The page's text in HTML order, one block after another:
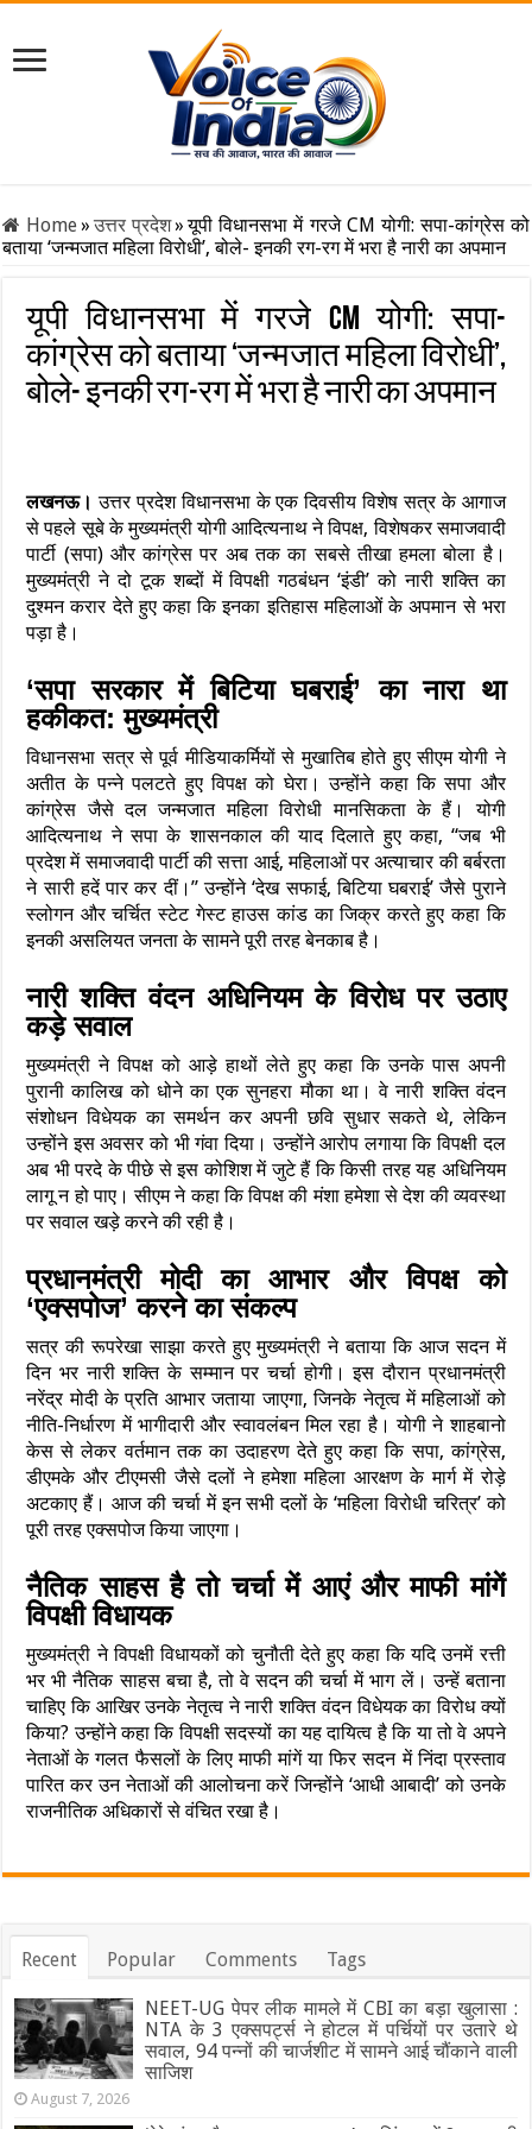
Home» उत्तर प्रदेश» यूपी विधानसभा में गरजे CM योगी: सपा-कांग्रेस को
बताया ‘जन्मजात महिला विरोधी’, बोले- इनकी रग-रग में भरा है नारी का अपमान
यूपी विधानसभा में गरजे CM योगी: सपा-
कांग्रेस को बताया ‘जन्मजात महिला विरोधी’,
बोले- इनकी रग-रग में भरा है नारी का अपमान
लखनऊ। उत्तर प्रदेश विधानसभा के एक दिवसीय विशेष सत्र के आगाज
से पहले सूबे के मुख्यमंत्री योगी आदित्यनाथ ने विपक्ष, विशेषकर समाजवादी
पार्टी (सपा) और कांग्रेस पर अब तक का सबसे तीखा हमला बोला है।
मुख्यमंत्री ने दो टूक शब्दों में विपक्षी गठबंधन ‘इंडी’ को नारी शक्ति का
दुश्मन करार देते हुए कहा कि इनका इतिहास महिलाओं के अपमान से भरा
पड़ा है।
‘सपा सरकार में बिटिया घबराई’ का नारा था
हकीकत: मुख्यमंत्री
विधानसभा सत्र से पूर्व मीडियाकर्मियों से मुखातिब होते हुए सीएम योगी ने
अतीत के पन्ने पलटते हुए विपक्ष को घेरा। उन्होंने कहा कि सपा और
कांग्रेस जैसे दल जन्मजात महिला विरोधी मानसिकता के हैं। योगी
आदित्यनाथ ने सपा के शासनकाल की याद दिलाते हुए कहा, “जब भी
प्रदेश में समाजवादी पार्टी की सत्ता आई, महिलाओं पर अत्याचार की बर्बरता
ने सारी हदें पार कर दीं।” उन्होंने ‘देख सफाई, बिटिया घबराई’ जैसे पुराने
स्लोगन और चर्चित स्टेट गेस्ट हाउस कांड का जिक्र करते हुए कहा कि
इनकी असलियत जनता के सामने पूरी तरह बेनकाब है।
नारी शक्ति वंदन अधिनियम के विरोध पर उठाए
कड़े सवाल
मुख्यमंत्री ने विपक्ष को आड़े हाथों लेते हुए कहा कि उनके पास अपनी
पुरानी कालिख को धोने का एक सुनहरा मौका था। वे नारी शक्ति वंदन
संशोधन विधेयक का समर्थन कर अपनी छवि सुधार सकते थे, लेकिन
उन्होंने इस अवसर को भी गंवा दिया। उन्होंने आरोप लगाया कि विपक्षी दल
अब भी परदे के पीछे से इस कोशिश में जुटे हैं कि किसी तरह यह अधिनियम
लागू न हो पाए। सीएम ने कहा कि विपक्ष की मंशा हमेशा से देश की व्यवस्था
पर सवाल खड़े करने की रही है।
प्रधानमंत्री मोदी का आभार और विपक्ष को
‘एक्सपोज’ करने का संकल्प
सत्र की रूपरेखा साझा करते हुए मुख्यमंत्री ने बताया कि आज सदन में
दिन भर नारी शक्ति के सम्मान पर चर्चा होगी। इस दौरान प्रधानमंत्री
नरेंद्र मोदी के प्रति आभार जताया जाएगा, जिनके नेतृत्व में महिलाओं को
नीति-निर्धारण में भागीदारी और स्वावलंबन मिल रहा है। योगी ने शाहबानो
केस से लेकर वर्तमान तक का उदाहरण देते हुए कहा कि सपा, कांग्रेस,
डीएमके और टीएमसी जैसे दलों ने हमेशा महिला आरक्षण के मार्ग में रोड़े
अटकाए हैं। आज की चर्चा में इन सभी दलों के ‘महिला विरोधी चरित्र’ को
पूरी तरह एक्सपोज किया जाएगा।
नैतिक साहस है तो चर्चा में आएं और माफी मांगें
विपक्षी विधायक
मुख्यमंत्री ने विपक्षी विधायकों को चुनौती देते हुए कहा कि यदि उनमें रत्ती
भर भी नैतिक साहस बचा है, तो वे सदन की चर्चा में भाग लें। उन्हें बताना
चाहिए कि आखिर उनके नेतृत्व ने नारी शक्ति वंदन विधेयक का विरोध क्यों
किया? उन्होंने कहा कि विपक्षी सदस्यों का यह दायित्व है कि या तो वे अपने
नेताओं के गलत फैसलों के लिए माफी मांगें या फिर सदन में निंदा प्रस्ताव
पारित कर उन नेताओं की आलोचना करें जिन्होंने ‘आधी आबादी’ को उनके
राजनीतिक अधिकारों से वंचित रखा है।
Recent Popular Comments Tags
NEET-UG पेपर लीक मामले में CBI का बड़ा खुलासा :
NTA के 3 एक्सपर्ट्स ने होटल में पर्चियों पर उतारे थे
सवाल, 94 पन्नों की चार्जशीट में सामने आई चौंकाने वाली
साजिश
August 7, 2026